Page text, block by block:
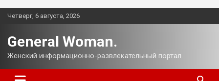
Перейти
Четверг, 6 августа, 2026
General Woman.
Женский информационно-развлекательный портал.